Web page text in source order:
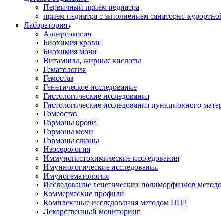
Первичный приём педиатра
прием педиатра с заполнением санаторно-
Лаборатория
Аллергология
Биохимия крови
Биохимия мочи
Витамины, жирные кислоты
Гематология
Гемостаз
Генетическое исследование
Гистологические исследования
Гистологические исследования пункционного
Гомеостаз
Гормоны крови
Гормоны мочи
Гормоны слюны
Изосерология
Иммуногистохимические исследования
Имуннологические исследования
Имуногематология
Исследование генетических полиморфизмов
Коммерческие профили
Комплексные исследования методом ПЦР
Лекарственный мониторинг